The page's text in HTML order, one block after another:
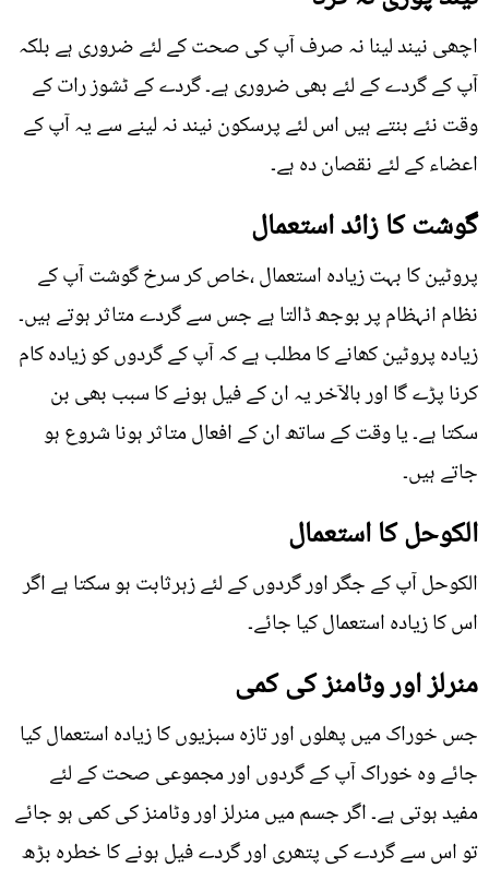
اچھی نیند لینا نہ صرف آپ کی صحت کے لئے ضروری ہے بلکہ
آپ کے گردے کے لئے بھی ضروری ہے۔ گردے کے ٹشوز رات کے
وقت نئے بنتے ہیں اس لئے پرسکون نیند نہ لینے سے یہ آپ کے
اعضاء کے لئے نقصان دہ ہے۔
گوشت کا زائد استعمال
پروٹین کا بہت زیادہ استعمال ،خاص کر سرخ گوشت آپ کے
نظام انہظام پر بوجھ ڈالتا ہے جس سے گردے متاثر ہوتے ہیں۔
زیادہ پروٹین کھانے کا مطلب ہے کہ آپ کے گردوں کو زیادہ کام
کرنا پڑے گا اور بالآخر یہ ان کے فیل ہونے کا سبب بھی بن
سکتا ہے۔ یا وقت کے ساتھ ان کے افعال متاثر ہونا شروع ہو
جاتے ہیں۔
الکوحل کا استعمال
الکوحل آپ کے جگر اور گردوں کے لئے زہرثابت ہو سکتا ہے اگر
اس کا زیادہ استعمال کیا جائے۔
منرلز اور وٹامنز کی کمی
جس خوراک میں پھلوں اور تازہ سبزیوں کا زیادہ استعمال کیا
جائے وہ خوراک آپ کے گردوں اور مجموعی صحت کے لئے
مفید ہوتی ہے۔ اگر جسم میں منرلز اور وٹامنز کی کمی ہو جائے
تو اس سے گردے کی پتھری اور گردے فیل ہونے کا خطرہ بڑھ